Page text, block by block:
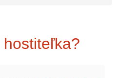
hostiteľka?